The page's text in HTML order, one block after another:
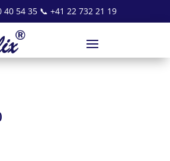
40 54 35 📞 +41 22 732 21 19